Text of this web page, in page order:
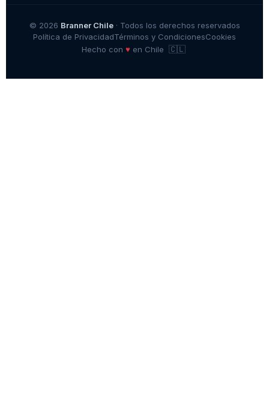
© 2026 Branner Chile· Todos los derechos reservados
Política de PrivacidadTérminos y CondicionesCookies
Hecho con ♥en Chile 🇨🇱